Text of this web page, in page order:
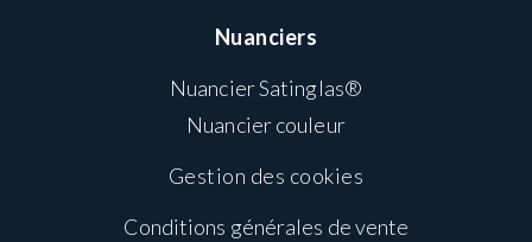
Nuanciers
Nuancier Satinglas®
Nuancier couleur
Gestion des cookies
Conditions générales de vente